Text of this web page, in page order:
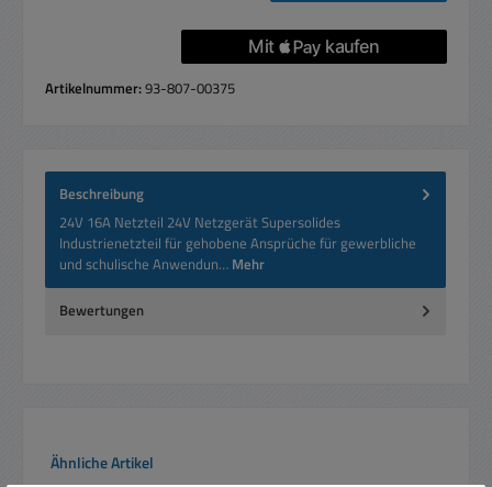
Artikelnummer:93-807-00375
Beschreibung
24V 16A Netzteil 24V Netzgerät Supersolides
Industrienetzteil für gehobene Ansprüche für gewerbliche
und schulische Anwendun… Mehr
Bewertungen
Produktgalerie überspringen
Ähnliche Artikel